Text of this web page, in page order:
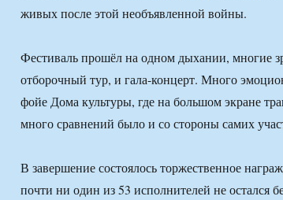
живых после этой необъявленной войны.
Фестиваль прошёл на одном дыхании, многие
отборочный тур, и гала-концерт. Много
фойе Дома культуры, где на большом экране
много сравнений было и со стороны самих
В завершение состоялось торжественное
почти ни один из 53 исполнителей не остался